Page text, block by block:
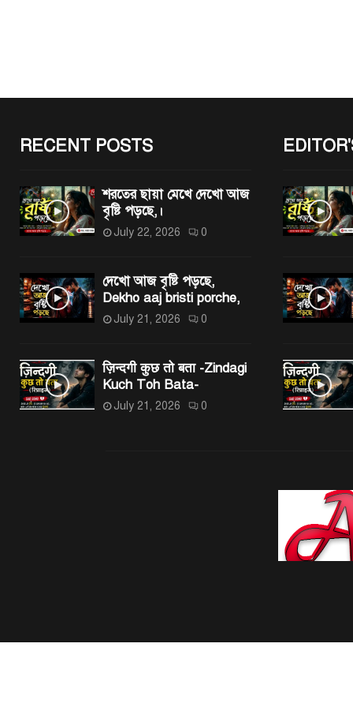
RECENT POSTS
শরতের ছায়া মেখে দেখো আজ
বৃষ্টি পড়ছে,।
July 22, 2026 0
দেখো আজ বৃষ্টি পড়ছে,
Dekho aaj bristi porche,
July 21, 2026 0
ज़िन्दगी कुछ तो बता -Zindagi
Kuch Toh Bata-
July 21, 2026 0